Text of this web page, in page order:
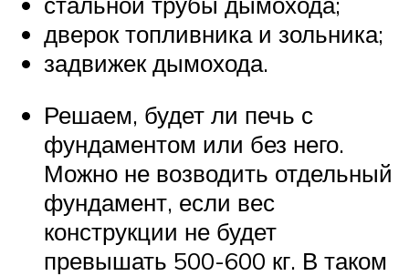
дверок топливника и зольника;
задвижек дымохода.
Решаем, будет ли печь с
фундаментом или без него.
Можно не возводить отдельный
фундамент, если вес
конструкции не будет
превышать 500-600 кг. В таком